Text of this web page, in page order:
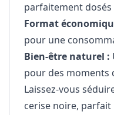
parfaitement
Format
pour une
Bien-être naturel :
pour des moments
Laissez-vous
cerise noire,